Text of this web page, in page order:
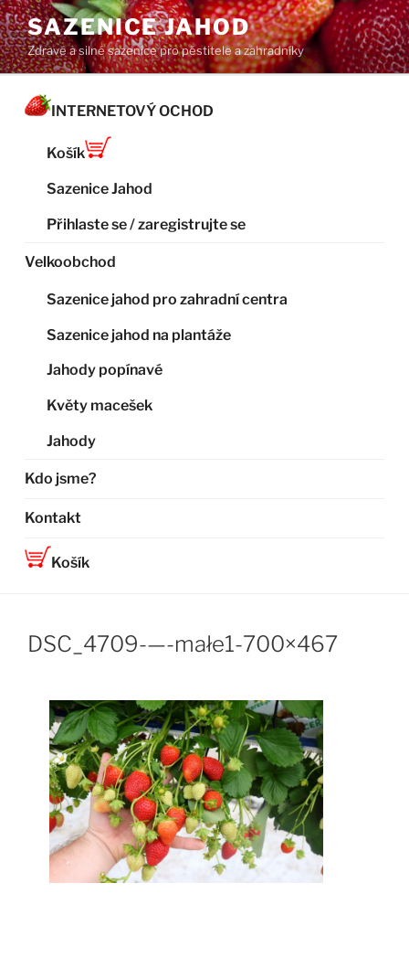
Přejít
k
obsahu
webu
SAZENICE JAHOD
Zdravé a silné sazenice pro pěstitele a zahradníky
INTERNETOVÝ OCHOD
Košík
Sazenice Jahod
Přihlaste se / zaregistrujte se
Velkoobchod
Sazenice jahod pro zahradní centra
Sazenice jahod na plantáže
Jahody popínavé
Květy macešek
Jahody
Kdo jsme?
Kontakt
Košík
DSC_4709-—-małe1-700×467